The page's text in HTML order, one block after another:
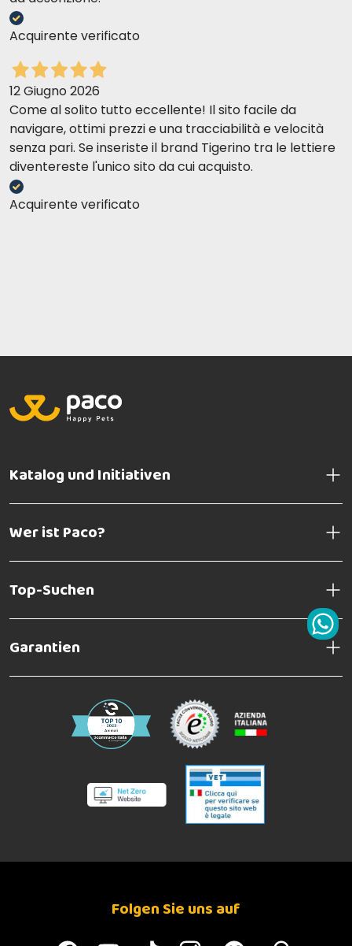
Acquirente verificato
12 Giugno 2026
Come al solito tutto eccellente! Il sito facile da
navigare, ottimi prezzi e una tracciabilità e velocità
senza pari. Se inseriste il brand Tigerino tra le lettiere
diventereste l'unico sito da cui acquisto.
Acquirente verificato
Katalog und Initiativen
Wer ist Paco?
Top-Suchen
Garantien
Folgen Sie uns auf